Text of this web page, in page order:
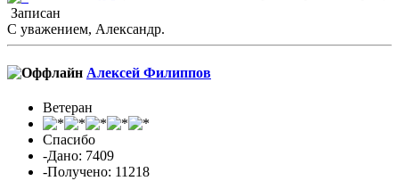
Записан
С уважением, Александр.
Алексей Филиппов
Ветеран
Спасибо
-Дано: 7409
-Получено: 11218